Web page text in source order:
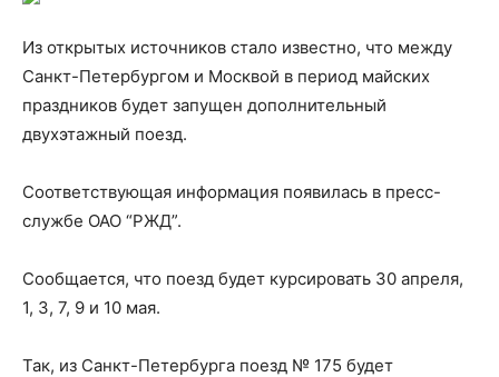
Из открытых источников стало известно, что между
Санкт-Петербургом и Москвой в период майских
праздников будет запущен дополнительный
двухэтажный поезд.
Соответствующая информация появилась в пресс-
службе ОАО “РЖД”.
Сообщается, что поезд будет курсировать 30 апреля,
1, 3, 7, 9 и 10 мая.
Так, из Санкт-Петербурга поезд № 175 будет